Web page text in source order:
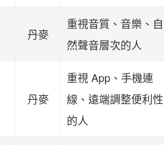
丹麥
重視音質、音樂、自
然聲音層次的人
丹麥
重視 App、手機連
線、遠端調整便利性
的人